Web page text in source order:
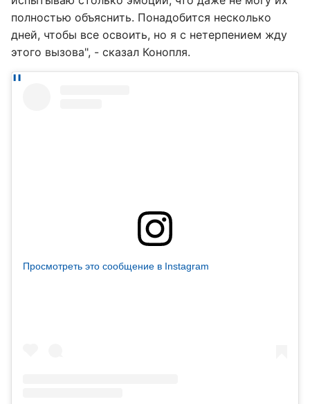
полностью объяснить. Понадобится несколько
дней, чтобы все освоить, но я с нетерпением жду
этого вызова", - сказал Конопля.
Просмотреть это сообщение в Instagram